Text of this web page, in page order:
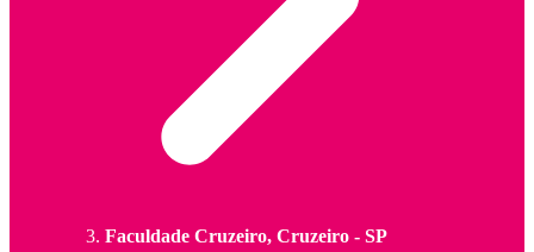
Faculdade Cruzeiro, Cruzeiro - SP